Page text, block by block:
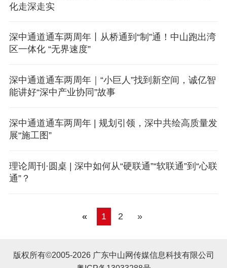
化走深走实
深中通道通车两周年丨从桥通到“制”通！中山跑出湾
区一体化 “无界速度”
深中通道通车两周年｜“小巨人”找到新空间，诚亿智
能讲好“深中产业协同”故事
深中通道通车两周年 | 规划引领，深中共绘高质量发
展“施工图”
理论周刊·圆桌 | 深中如何从“硬联通”“软联通”到“心联
通”？
« 1 2 »
版权所有©2005-2026 广东中山网传媒信息科技有限公司